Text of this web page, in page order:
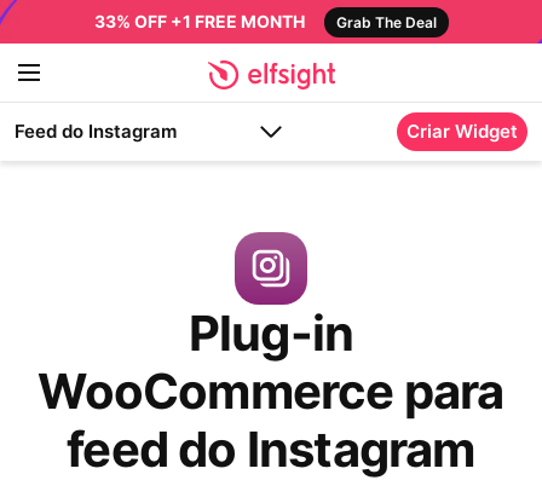
33% OFF +1 FREE MONTH Grab The Deal
Feed do Instagram Criar Widget
Plug-in
WooCommerce para
feed do Instagram